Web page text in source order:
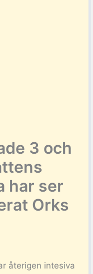
3 och
har ser
Orks
återigen intesiva